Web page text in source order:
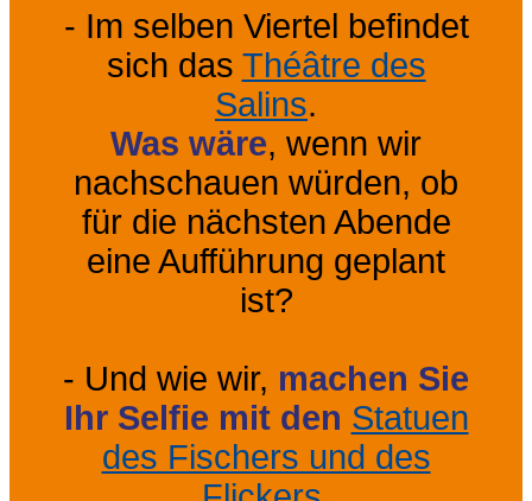
- Im selben Viertel befindet
sich das Théâtre des
Salins.
Was wäre, wenn wir
nachschauen würden, ob
für die nächsten Abende
eine Aufführung geplant
ist?
- Und wie wir, machen Sie
Ihr Selfie mit den Statuen
des Fischers und des